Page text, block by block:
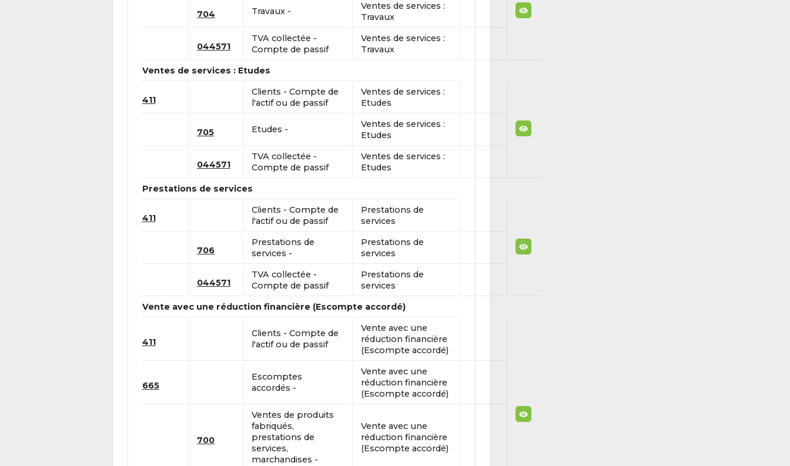
704 Travaux -
Ventes de services :
Travaux
044571
TVA collectée -
Compte de passif
Ventes de services :
Travaux
Ventes de services : Etudes
411
Clients - Compte de
l'actif ou de passif
Ventes de services :
Etudes
705 Etudes -
Ventes de services :
Etudes
044571
TVA collectée -
Compte de passif
Ventes de services :
Etudes
Prestations de services
411
Clients - Compte de
l'actif ou de passif
Prestations de
services
706
Prestations de
services -
Prestations de
services
044571
TVA collectée -
Compte de passif
Prestations de
services
Vente avec une réduction financière (Escompte accordé)
411
Clients - Compte de
l'actif ou de passif
Vente avec une
réduction financière
(Escompte accordé)
665
Escomptes
accordés -
Vente avec une
réduction financière
(Escompte accordé)
700
Ventes de produits
fabriqués,
prestations de
services,
marchandises -
Vente avec une
réduction financière
(Escompte accordé)